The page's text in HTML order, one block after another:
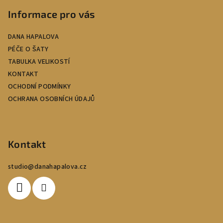
Informace pro vás
DANA HAPALOVA
PÉČE O ŠATY
TABULKA VELIKOSTÍ
KONTAKT
OCHODNÍ PODMÍNKY
OCHRANA OSOBNÍCH ÚDAJŮ
Kontakt
studio@danahapalova.cz